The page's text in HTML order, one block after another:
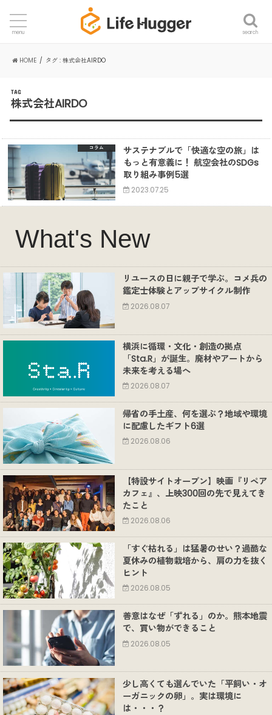
search
menu
HOME タグ : 株式会社AIRDO
TAG
株式会社AIRDO
コラム
サステナブルで「快適な空の旅」は
もっと有意義に！ 航空会社のSDGs
取り組み事例5選
2023.07.25
What's New
リユースの日に親子で学ぶ。コメ兵の
鑑定士体験とアップサイクル制作
2026.08.07
横浜に循環・文化・創造の拠点
「Sta.R」が誕生。廃材やアートから
未来を考える場へ
2026.08.07
帰省の手土産、何を選ぶ？地域や環境
に配慮したギフト6選
2026.08.06
【特設サイトオープン】映画『リペア
カフェ』、上映300回の先で見えてき
たこと
2026.08.06
「すぐ枯れる」は猛暑のせい？過酷な
夏休みの植物栽培から、肩の力を抜く
ヒント
2026.08.05
善意はなぜ「ずれる」のか。熊本地震
で、買い物ができること
2026.08.05
少し高くても選んでいた「平飼い・オ
ーガニックの卵」。実は環境に
は・・・？